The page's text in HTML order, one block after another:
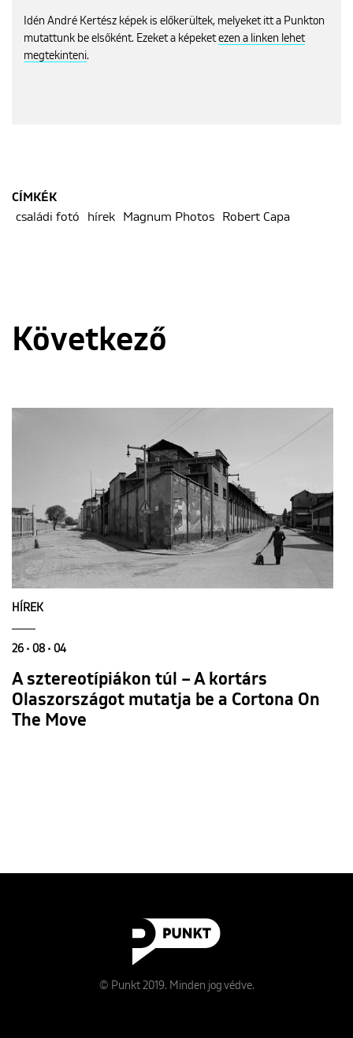
Idén André Kertész képek is előkerültek, melyeket itt a Punkton
mutattunk be elsőként. Ezeket a képeketezen a linken lehet
megtekinteni.
CÍMKÉK
családi fotó
hírek Magnum Photos Robert Capa
Következő
HÍREK
26 • 08 • 04
A sztereotípiákon túl – A kortárs
Olaszországot mutatja be a Cortona On
The Move
© Punkt 2019. Minden jog védve.